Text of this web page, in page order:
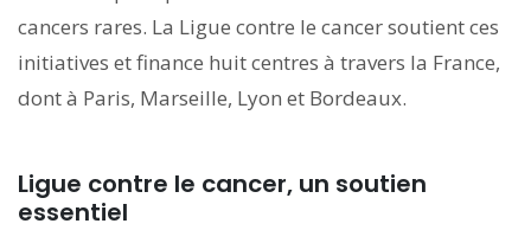
cancers rares. La Ligue contre le cancer soutient ces
initiatives et finance huit centres à travers la France,
dont à Paris, Marseille, Lyon et Bordeaux.
Ligue contre le cancer, un soutien
essentiel